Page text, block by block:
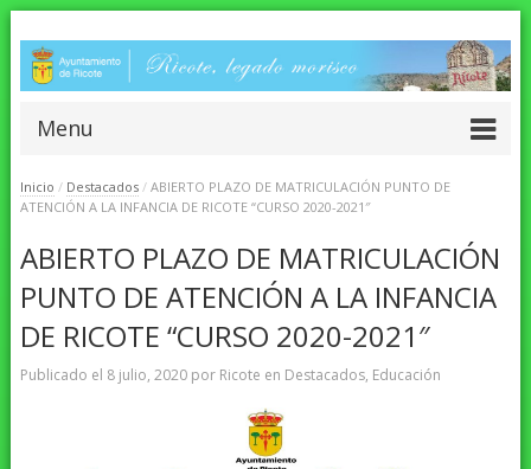
Menu
Inicio / Destacados / ABIERTO PLAZO DE MATRICULACIÓN PUNTO DE
ATENCIÓN A LA INFANCIA DE RICOTE “CURSO 2020-2021″
ABIERTO PLAZO DE MATRICULACIÓN
PUNTO DE ATENCIÓN A LA INFANCIA
DE RICOTE “CURSO 2020-2021″
Publicado el 8 julio, 2020por Ricote en Destacados, Educación